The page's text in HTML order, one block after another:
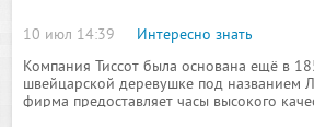
10 июл 14:39
Интересно знать
Компания Тиссот была основана ещё в
швейцарской деревушке под названием
фирма предоставляет часы высокого